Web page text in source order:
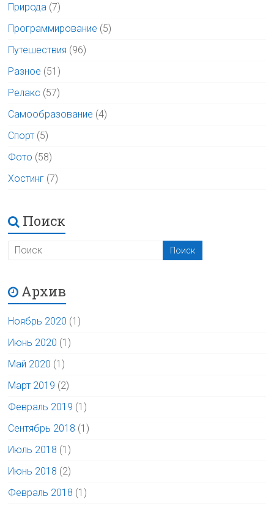
Природа (7)
Программирование (5)
Путешествия (96)
Разное (51)
Релакс (57)
Самообразование (4)
Спорт (5)
Фото (58)
Хостинг (7)
Поиск
Архив
Ноябрь 2020 (1)
Июнь 2020 (1)
Май 2020 (1)
Март 2019 (2)
Февраль 2019 (1)
Сентябрь 2018 (1)
Июль 2018 (1)
Июнь 2018 (2)
Февраль 2018 (1)